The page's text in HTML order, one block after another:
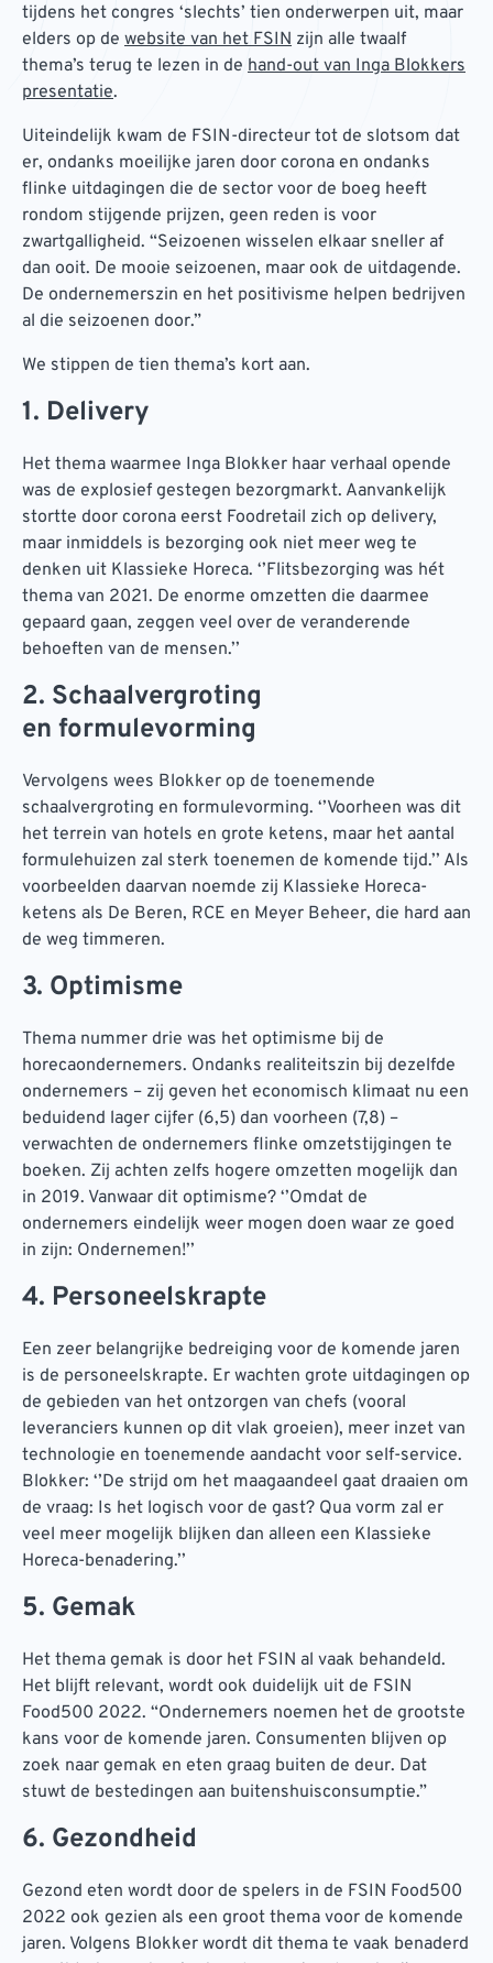
tijdens het congres ‘slechts’ tien onderwerpen uit, maar
elders op de website van het FSIN zijn alle twaalf
thema’s terug te lezen in de hand-out van Inga Blokkers
presentatie.
Uiteindelijk kwam de FSIN-directeur tot de slotsom dat
er, ondanks moeilijke jaren door corona en ondanks
flinke uitdagingen die de sector voor de boeg heeft
rondom stijgende prijzen, geen reden is voor
zwartgalligheid. “Seizoenen wisselen elkaar sneller af
dan ooit. De mooie seizoenen, maar ook de uitdagende.
De ondernemerszin en het positivisme helpen bedrijven
al die seizoenen door.”
We stippen de tien thema’s kort aan.
1. Delivery
Het thema waarmee Inga Blokker haar verhaal opende
was de explosief gestegen bezorgmarkt. Aanvankelijk
stortte door corona eerst Foodretail zich op delivery,
maar inmiddels is bezorging ook niet meer weg te
denken uit Klassieke Horeca. ‘’Flitsbezorging was hét
thema van 2021. De enorme omzetten die daarmee
gepaard gaan, zeggen veel over de veranderende
behoeften van de mensen.’’
2. Schaalvergroting
en formulevorming
Vervolgens wees Blokker op de toenemende
schaalvergroting en formulevorming. ‘’Voorheen was dit
het terrein van hotels en grote ketens, maar het aantal
formulehuizen zal sterk toenemen de komende tijd.’’ Als
voorbeelden daarvan noemde zij Klassieke Horeca-
ketens als De Beren, RCE en Meyer Beheer, die hard aan
de weg timmeren.
3. Optimisme
Thema nummer drie was het optimisme bij de
horecaondernemers. Ondanks realiteitszin bij dezelfde
ondernemers – zij geven het economisch klimaat nu een
beduidend lager cijfer (6,5) dan voorheen (7,8) –
verwachten de ondernemers flinke omzetstijgingen te
boeken. Zij achten zelfs hogere omzetten mogelijk dan
in 2019. Vanwaar dit optimisme? ‘’Omdat de
ondernemers eindelijk weer mogen doen waar ze goed
in zijn: Ondernemen!’’
4. Personeelskrapte
Een zeer belangrijke bedreiging voor de komende jaren
is de personeelskrapte. Er wachten grote uitdagingen op
de gebieden van het ontzorgen van chefs (vooral
leveranciers kunnen op dit vlak groeien), meer inzet van
technologie en toenemende aandacht voor self-service.
Blokker: ‘’De strijd om het maagaandeel gaat draaien om
de vraag: Is het logisch voor de gast? Qua vorm zal er
veel meer mogelijk blijken dan alleen een Klassieke
Horeca-benadering.’’
5. Gemak
Het thema gemak is door het FSIN al vaak behandeld.
Het blijft relevant, wordt ook duidelijk uit de FSIN
Food500 2022. “Ondernemers noemen het de grootste
kans voor de komende jaren. Consumenten blijven op
zoek naar gemak en eten graag buiten de deur. Dat
stuwt de bestedingen aan buitenshuisconsumptie.”
6. Gezondheid
Gezond eten wordt door de spelers in de FSIN Food500
2022 ook gezien als een groot thema voor de komende
jaren. Volgens Blokker wordt dit thema te vaak benaderd